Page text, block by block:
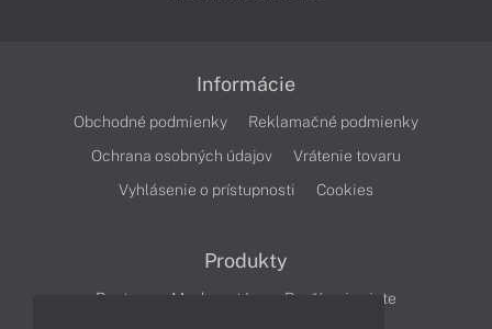
Informácie
Obchodné podmienky
Reklamačné podmienky
Ochrana osobných údajov
Vrátenie tovaru
Vyhlásenie o prístupnosti
Cookies
Produkty
Routery Mesh systém
Rozšírenie siete